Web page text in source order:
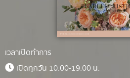
เวลาเปิดทำการ
เปิดทุกวัน 10.00-19.00 น.